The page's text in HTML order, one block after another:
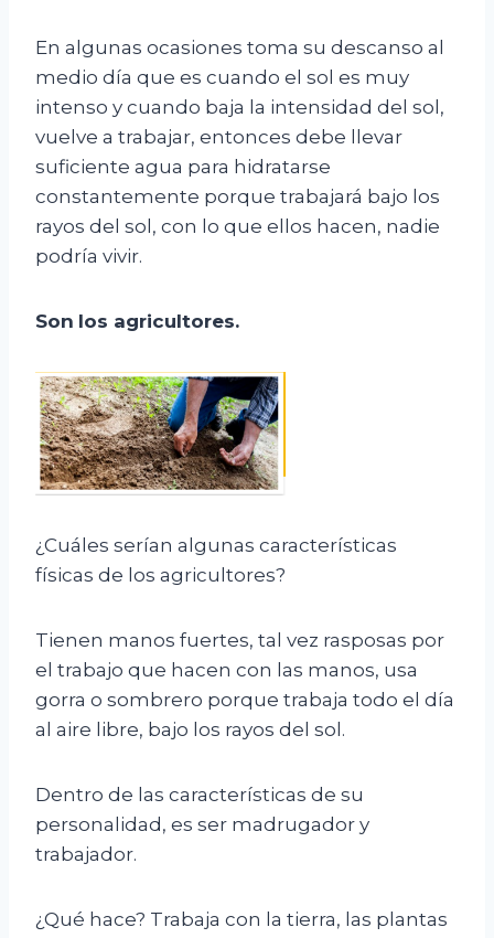
En algunas ocasiones toma su descanso al
medio día que es cuando el sol es muy
intenso y cuando baja la intensidad del sol,
vuelve a trabajar, entonces debe llevar
suficiente agua para hidratarse
constantemente porque trabajará bajo los
rayos del sol, con lo que ellos hacen, nadie
podría vivir.
Son los agricultores.
¿Cuáles serían algunas características
físicas de los agricultores?
Tienen manos fuertes, tal vez rasposas por
el trabajo que hacen con las manos, usa
gorra o sombrero porque trabaja todo el día
al aire libre, bajo los rayos del sol.
Dentro de las características de su
personalidad, es ser madrugador y
trabajador.
¿Qué hace? Trabaja con la tierra, las plantas